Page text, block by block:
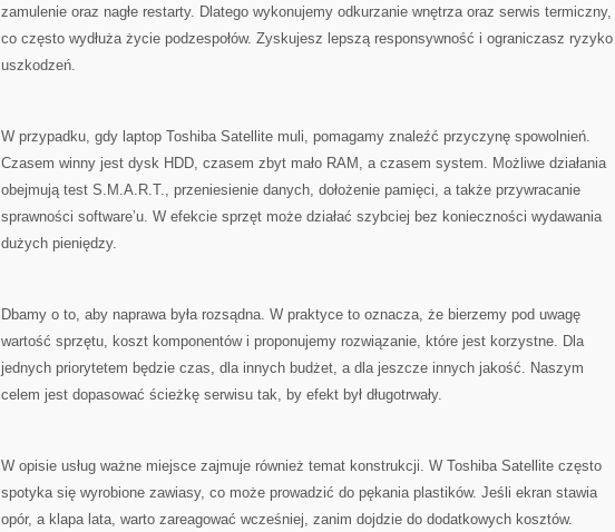
zamulenie oraz nagłe restarty. Dlatego wykonujemy odkurzanie wnętrza oraz serwis termiczny,
co często wydłuża życie podzespołów. Zyskujesz lepszą responsywność i ograniczasz ryzyko
uszkodzeń.
W przypadku, gdy laptop Toshiba Satellite muli, pomagamy znaleźć przyczynę spowolnień.
Czasem winny jest dysk HDD, czasem zbyt mało RAM, a czasem system. Możliwe działania
obejmują test S.M.A.R.T., przeniesienie danych, dołożenie pamięci, a także przywracanie
sprawności software’u. W efekcie sprzęt może działać szybciej bez konieczności wydawania
dużych pieniędzy.
Dbamy o to, aby naprawa była rozsądna. W praktyce to oznacza, że bierzemy pod uwagę
wartość sprzętu, koszt komponentów i proponujemy rozwiązanie, które jest korzystne. Dla
jednych priorytetem będzie czas, dla innych budżet, a dla jeszcze innych jakość. Naszym
celem jest dopasować ścieżkę serwisu tak, by efekt był długotrwały.
W opisie usług ważne miejsce zajmuje również temat konstrukcji. W Toshiba Satellite często
spotyka się wyrobione zawiasy, co może prowadzić do pękania plastików. Jeśli ekran stawia
opór, a klapa lata, warto zareagować wcześniej, zanim dojdzie do dodatkowych kosztów.